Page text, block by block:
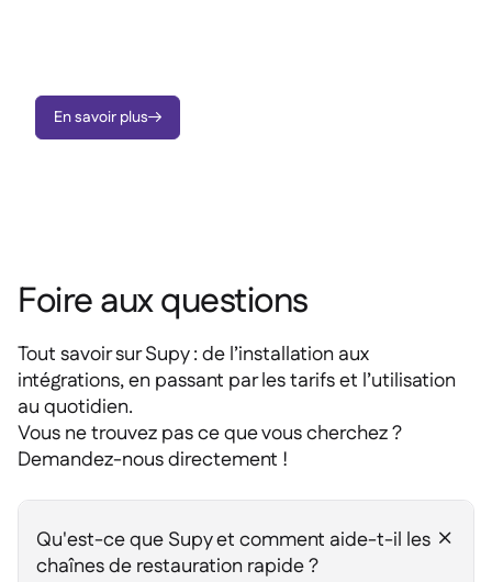
En savoir plus
Foire aux questions
Tout savoir sur Supy : de l’installation aux
intégrations, en passant par les tarifs et l’utilisation
au quotidien.
Vous ne trouvez pas ce que vous cherchez ?
Demandez-nous directement !
Qu'est-ce que Supy et comment aide-t-il les
chaînes de restauration rapide ?
+